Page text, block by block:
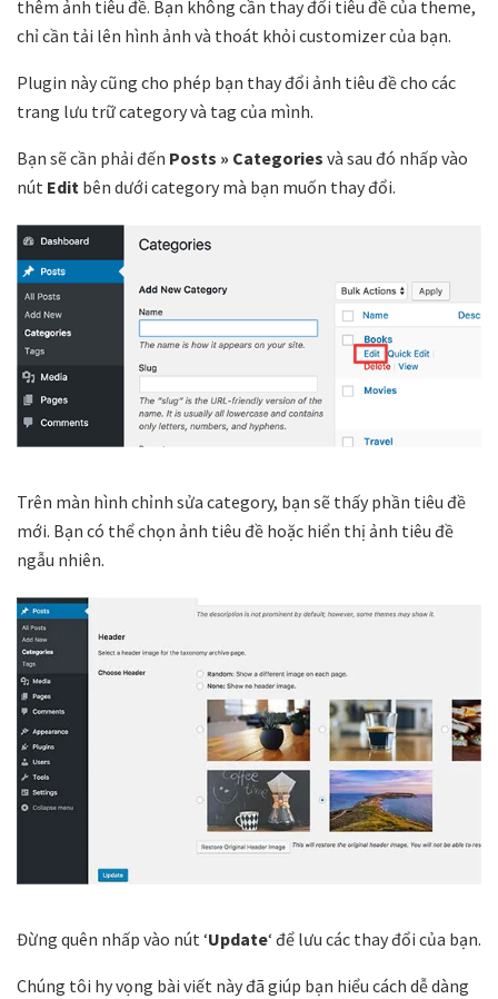
thêm ảnh tiêu đề. Bạn không cần thay đổi tiêu đề của theme,
chỉ cần tải lên hình ảnh và thoát khỏi customizer của bạn.
Plugin này cũng cho phép bạn thay đổi ảnh tiêu đề cho các
trang lưu trữ category và tag của mình.
Bạn sẽ cần phải đến Posts » Categories và sau đó nhấp vào
nút Edit bên dưới category mà bạn muốn thay đổi.
Trên màn hình chỉnh sửa category, bạn sẽ thấy phần tiêu đề
mới. Bạn có thể chọn ảnh tiêu đề hoặc hiển thị ảnh tiêu đề
ngẫu nhiên.
Đừng quên nhấp vào nút ‘Update‘ để lưu các thay đổi của bạn.
Chúng tôi hy vọng bài viết này đã giúp bạn hiểu cách dễ dàng